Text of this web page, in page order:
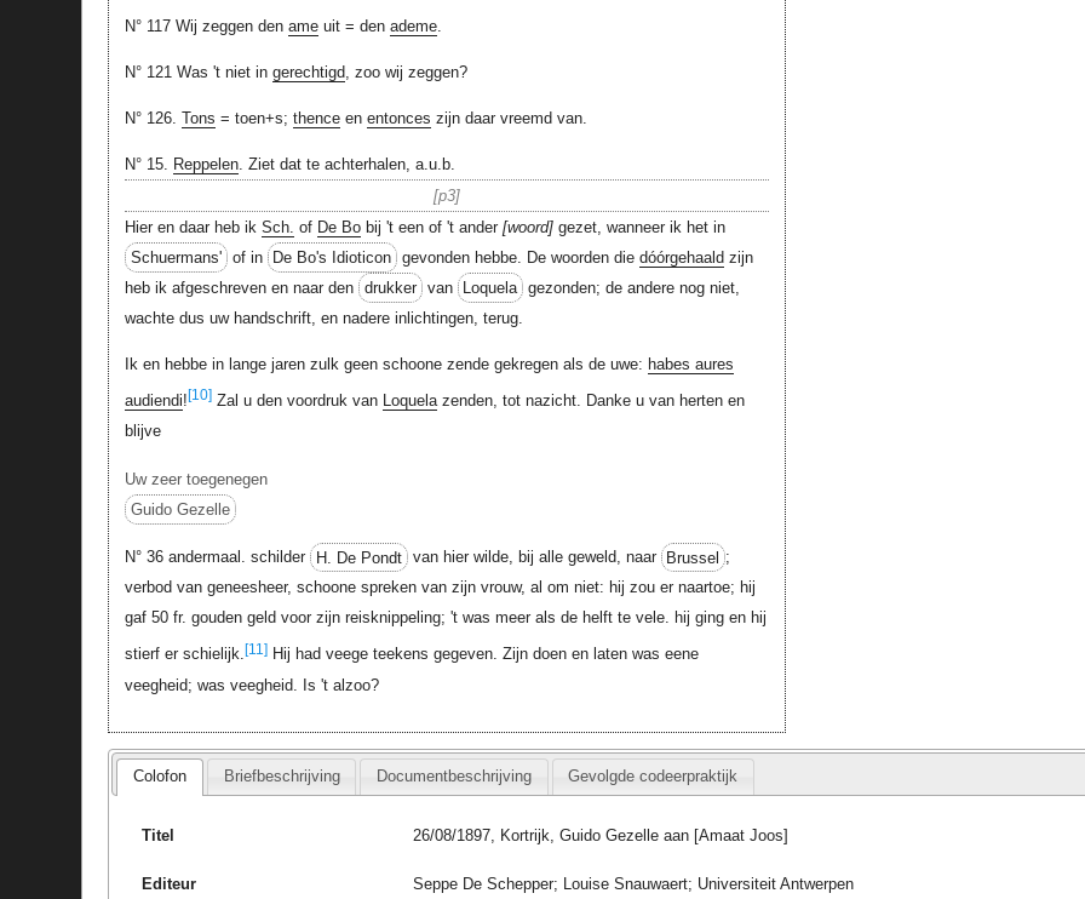
N° 117 Wij zeggen den ameuit = den ademe.
N° 121 Was 't niet in gerechtigd, zoo wij zeggen?
N° 126. Tons = toen+s; thenceen entonces zijn daar vreemd van.
N° 15. Reppelen. Ziet dat te achterhalen, a.u.b.
p3
Hier en daar heb ik Sch. of De Bobij 't een of 't ander woord gezet, wanneer ik het in
Schuermans' of in De Bo's Idioticon gevonden hebbe. De woorden diedóórgehaald zijn
heb ik afgeschreven en naar den drukker van Loquela gezonden; de andere nog niet,
wachte dus uw handschrift, en nadere inlichtingen, terug.
Ik en hebbe in lange jaren zulk geen schoone zende gekregen als de uwe: habes aures
audiendi! [10]Zal u den voordruk van Loquelazenden, tot nazicht. Danke u van herten en
blijve
Uw zeer toegenegen
Guido Gezelle
N° 36 andermaal. schilder H. De Pondt van hier wilde, bij alle geweld, naar Brussel ;
verbod van geneesheer, schoone spreken van zijn vrouw, al om niet: hij zou er naartoe; hij
gaf 50 fr. gouden geld voor zijn reisknippeling; 't was meer als de helft te vele. hij ging en hij
stierf er schielijk.[11]Hij had veege teekens gegeven. Zijn doen en laten was eene
veegheid; was veegheid. Is 't alzoo?
Colofon Briefbeschrijving Documentbeschrijving Gevolgde codeerpraktijk
Titel 26/08/1897, Kortrijk, Guido Gezelle aan [Amaat Joos]
Editeur Seppe De Schepper; Louise Snauwaert; Universiteit Antwerpen